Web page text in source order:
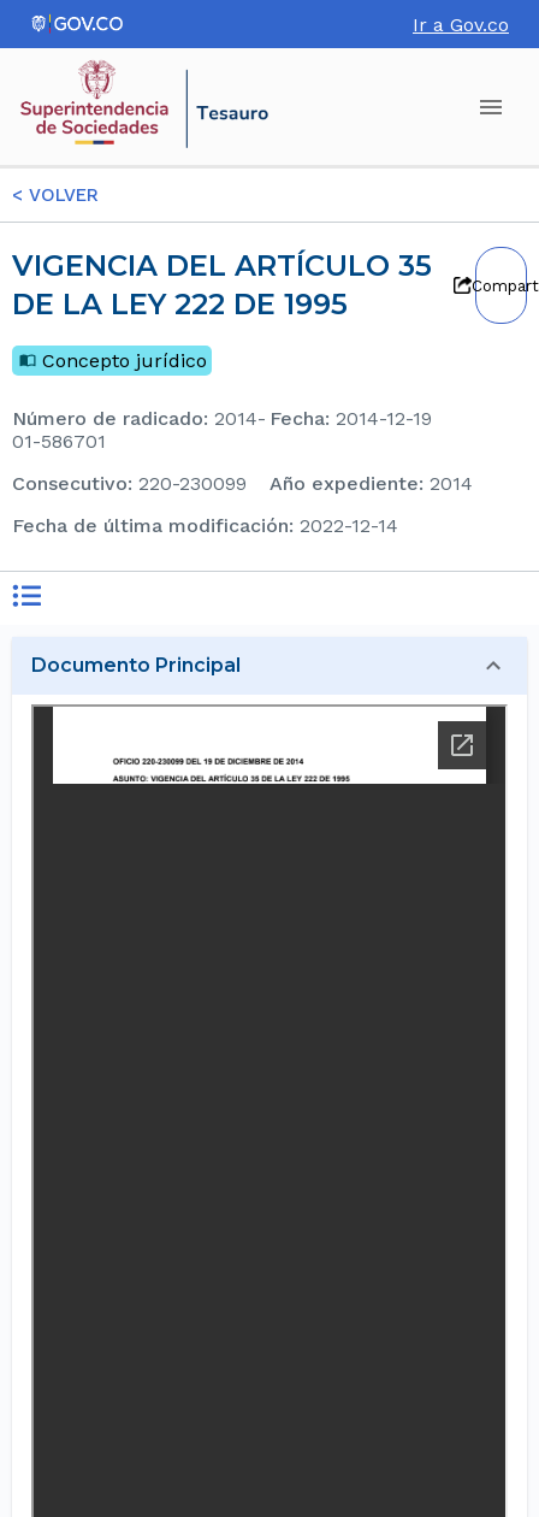
Ir a Gov.co
< VOLVER
VIGENCIA DEL ARTÍCULO 35
DE LA LEY 222 DE 1995
Concepto jurídico
Número de radicado: 2014-
01-586701
Fecha: 2014-12-19
consecutivo: 220-230099 Año expediente: 2014
Fecha de última modificación: 2022-12-14
Documento Principal